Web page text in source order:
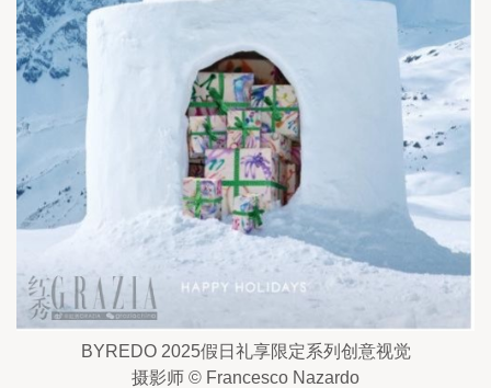
BYREDO 2025假日礼享限定系列创意视觉
摄影师 © Francesco Nazardo